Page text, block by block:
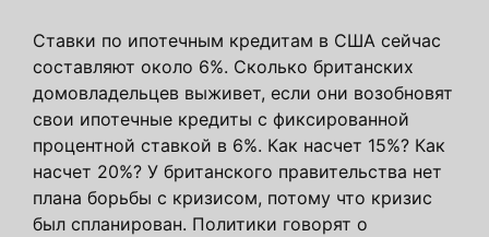
Ставки по ипотечным кредитам в США сейчас
составляют около 6%. Сколько британских
домовладельцев выживет, если они возобновят
свои ипотечные кредиты с фиксированной
процентной ставкой в ​​6%. Как насчет 15%? Как
насчет 20%? У британского правительства нет
плана борьбы с кризисом, потому что кризис
был спланирован. Политики говорят о